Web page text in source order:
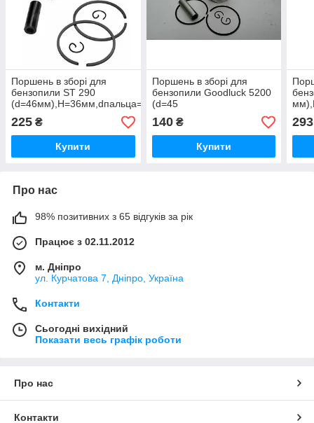
Поршень в зборі для
бензопили ST 290
(d=46мм),H=36мм,dпальца=10мм
225 ₴
Купити
Поршень в зборі для
бензопили Goodluck 5200
(d=45
мм),H=36мм,dпальца=11мм
140₴
Купити
мм
293
Про нас
98% позитивних з 65 відгуків за рік
Працює з 02.11.2012
м. Дніпро
ул. Курчатова 7, Дніпро, Україна
Контакти
Сьогодні вихідний
Показати весь графік роботи
Про нас
Контакти